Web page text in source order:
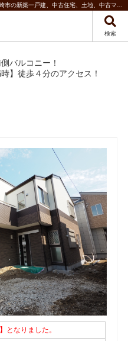
検索
バルコニー！
】徒歩４分のアクセス！
となりました。